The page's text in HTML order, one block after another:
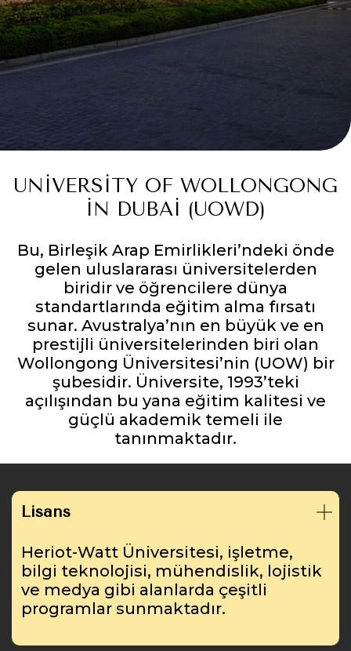
UNIVERSITY OF WOLLONGONG
IN DUBAI (UOWD)
Bu, Birleşik Arap Emirlikleri’ndeki önde
gelen uluslararası üniversitelerden
biridir ve öğrencilere dünya
standartlarında eğitim alma fırsatı
sunar. Avustralya’nın en büyük ve en
prestijli üniversitelerinden biri olan
Wollongong Üniversitesi’nin (UOW) bir
şubesidir. Üniversite, 1993’teki
açılışından bu yana eğitim kalitesi ve
güçlü akademik temeli ile
tanınmaktadır.
Lisans
Heriot-Watt Üniversitesi, işletme,
bilgi teknolojisi, mühendislik, lojistik
ve medya gibi alanlarda çeşitli
programlar sunmaktadır.